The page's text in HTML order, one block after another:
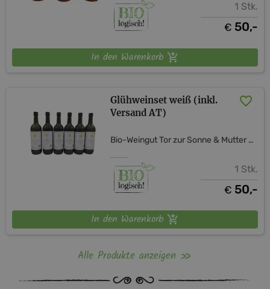
1 Stk.
€ 50,-
In den Warenkorb
Glühweinset weiß (inkl.
Versand AT)
Bio-Weingut Tor zur Sonne & Mutter Erde Shop
1 Stk.
€ 50,-
In den Warenkorb
Alle Produkte anzeigen